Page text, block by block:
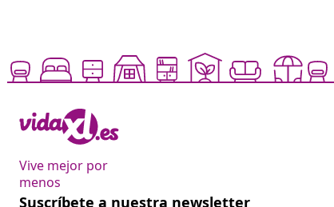
Vive mejor por
menos
Suscríbete a nuestra newsletter